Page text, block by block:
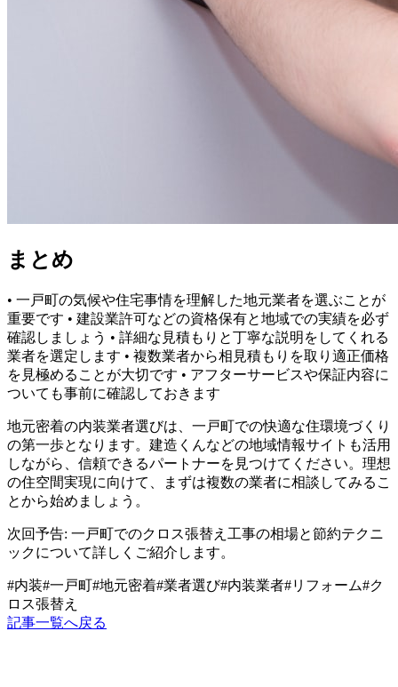
まとめ
• 一戸町の気候や住宅事情を理解した地元業者を選ぶことが
重要です • 建設業許可などの資格保有と地域での実績を必ず
確認しましょう • 詳細な見積もりと丁寧な説明をしてくれる
業者を選定します • 複数業者から相見積もりを取り適正価格
を見極めることが大切です • アフターサービスや保証内容に
ついても事前に確認しておきます
地元密着の内装業者選びは、一戸町での快適な住環境づくり
の第一歩となります。建造くんなどの地域情報サイトも活用
しながら、信頼できるパートナーを見つけてください。理想
の住空間実現に向けて、まずは複数の業者に相談してみるこ
とから始めましょう。
次回予告: 一戸町でのクロス張替え工事の相場と節約テクニ
ックについて詳しくご紹介します。
#内装#一戸町#地元密着#業者選び#内装業者#リフォーム#ク
ロス張替え
記事一覧へ戻る